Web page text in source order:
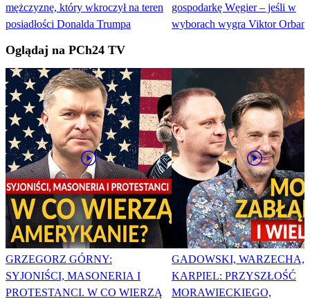
mężczyznę, który wkroczył na teren
posiadłości Donalda Trumpa
gospodarkę Węgier – jeśli w
wyborach wygra Viktor Orban
Oglądaj na PCh24 TV
GRZEGORZ GÓRNY:
SYJONIŚCI, MASONERIA I
PROTESTANCI. W CO WIERZĄ
GADOWSKI, WARZECHA,
KARPIEL: PRZYSZŁOŚĆ
MORAWIECKIEGO,